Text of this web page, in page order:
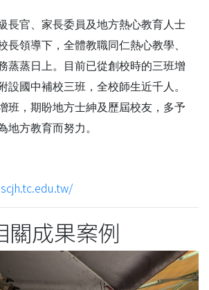
長官、家長委員及地方熱心教育人士
長領導下，全體教職同仁熱心教學、
蒸蒸日上。目前已從創校時的三班增
設國中補校三班，全校師生近千人。
班，期盼地方士紳及歷屆校友，多予
地方教育而努力。
關成果案例